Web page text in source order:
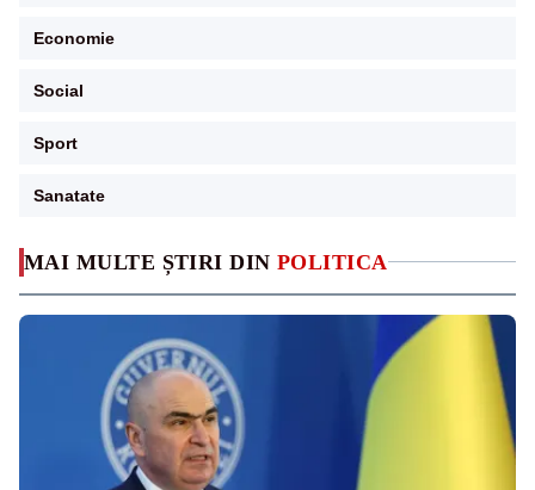
MAI MULTE ȘTIRI DIN POLITICA
Economie
Social
Sport
Sanatate